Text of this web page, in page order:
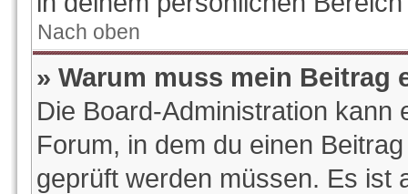
Nach oben
» Warum muss mein Beitrag
Die Board-Administration kann
Forum, in dem du einen
geprüft werden müssen. Es ist